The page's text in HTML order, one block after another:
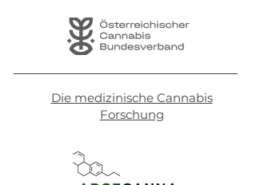
Die medizinische Cannabis
Forschung